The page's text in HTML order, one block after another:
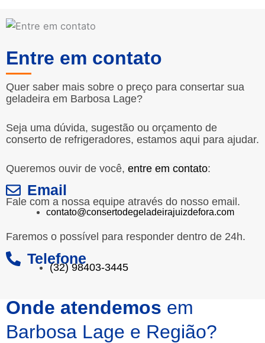
Entre em contato
Quer saber mais sobre o preço para consertar sua
geladeira em Barbosa Lage?
Seja uma dúvida, sugestão ou orçamento de
conserto de refrigeradores, estamos aqui para ajudar.
Queremos ouvir de você, entre em contato:
Email
Fale com a nossa equipe através do nosso email.
contato@consertodegeladeirajuizdefora.com
Faremos o possível para responder dentro de 24h.
Telefone
(32) 98403-3445
Onde atendemos em
Barbosa Lage e Região?